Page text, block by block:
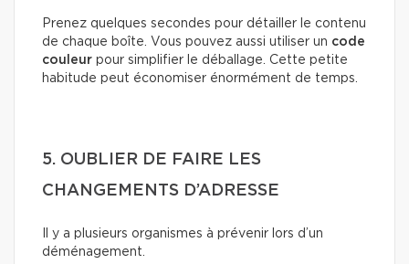
Prenez quelques secondes pour détailler le contenu
de chaque boîte. Vous pouvez aussi utiliser un code
couleur pour simplifier le déballage. Cette petite
habitude peut économiser énormément de temps.
5. OUBLIER DE FAIRE LES
CHANGEMENTS D’ADRESSE
Il y a plusieurs organismes à prévenir lors d’un
déménagement.